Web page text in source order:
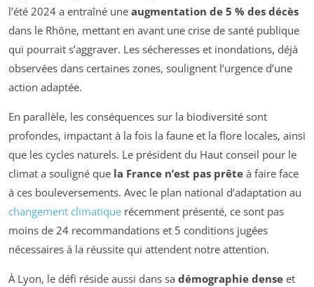
l’été 2024 a entraîné une augmentation de 5 % des décès
dans le Rhône, mettant en avant une crise de santé publique
qui pourrait s’aggraver. Les sécheresses et inondations, déjà
observées dans certaines zones, soulignent l’urgence d’une
action adaptée.
En parallèle, les conséquences sur la biodiversité sont
profondes, impactant à la fois la faune et la flore locales, ainsi
que les cycles naturels. Le président du Haut conseil pour le
climat a souligné que la France n’est pas prête à faire face
à ces bouleversements. Avec le plan national d’adaptation au
changement climatique récemment présenté, ce sont pas
moins de 24 recommandations et 5 conditions jugées
nécessaires à la réussite qui attendent notre attention.
À Lyon, le défi réside aussi dans sa démographie dense et